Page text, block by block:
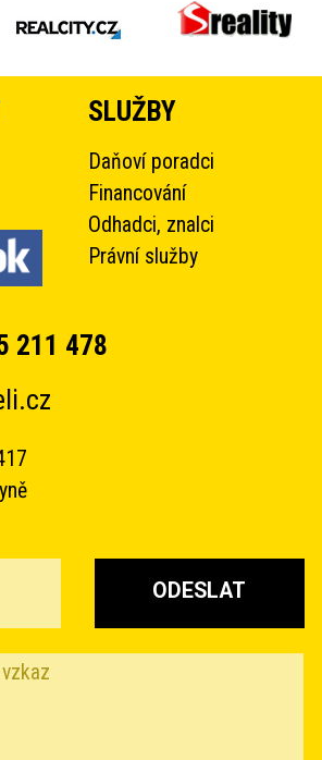
SLUŽBY
Daňoví poradci
Financování
Odhadci, znalci
Právní služby
211 478
ODESLAT